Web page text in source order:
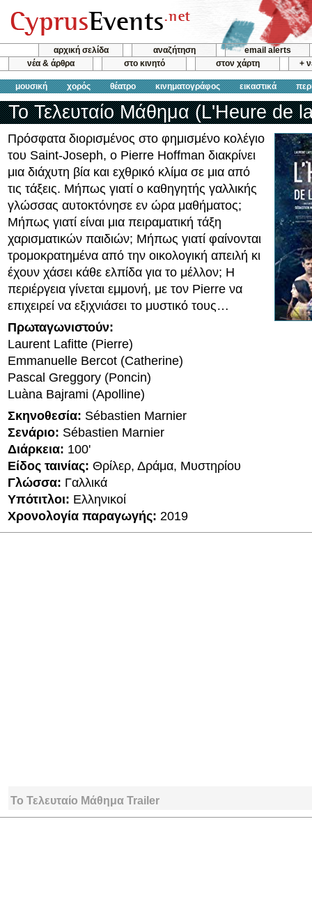
αρχική σελίδα αναζήτηση
email alerts
νέα & άρθρα
στο κινητό στον χάρτη +
μουσική χορός θέατρο κινηματογράφος εικαστικά
Το Τελευταίο Μάθημα (L'Heure de
Πρόσφατα διορισμένος στο φημισμένο κολέγιο
του Saint-Joseph, ο Pierre Hoffman διακρίνει
μια διάχυτη βία και εχθρικό κλίμα σε μια από
τις τάξεις. Μήπως γιατί ο καθηγητής γαλλικής
γλώσσας αυτοκτόνησε εν ώρα μαθήματος;
Μήπως γιατί είναι μια πειραματική τάξη
χαρισματικών παιδιών; Μήπως γιατί φαίνονται
τρομοκρατημένα από την οικολογική απειλή κι
έχουν χάσει κάθε ελπίδα για το μέλλον; H
περιέργεια γίνεται εμμονή, με τον Pierre να
επιχειρεί να εξιχνιάσει το μυστικό τους…
Πρωταγωνιστούν:
Laurent Lafitte (Pierre)
Emmanuelle Bercot (Catherine)
Pascal Greggory (Poncin)
Luàna Bajrami (Apolline)
Σκηνοθεσία: Sébastien Marnier
Σενάριο: Sébastien Marnier
Διάρκεια: 100'
Είδος ταινίας: Θρίλερ, Δράμα, Μυστηρίου
Γλώσσα: Γαλλικά
Υπότιτλοι: Ελληνικοί
Χρονολογία παραγωγής: 2019
Το Τελευταίο Μάθημα Trailer